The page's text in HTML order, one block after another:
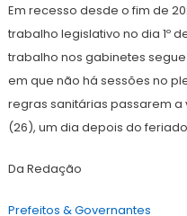
Em recesso desde o fim de
trabalho legislativo no dia 1º
trabalho nos gabinetes
em que não há sessões no
regras sanitárias passarem
(26), um dia depois do
Da Redação
Prefeitos & Governantes